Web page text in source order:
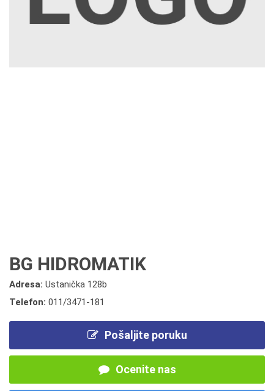
BG HIDROMATIK
Adresa: Ustanička 128b
Telefon: 011/3471-181
Pošaljite poruku
Ocenite nas